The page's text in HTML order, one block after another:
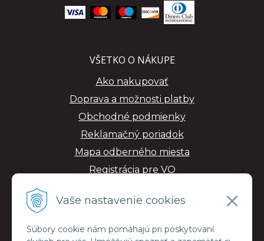
Vaše nastavenie cookies
Súbory cookie nám pomáhajú pri poskytovaní
VŠETKO O NÁKUPE
Ako nakupovať
Doprava a možnosti platby
Obchodné podmienky
Reklamačný poriadok
Mapa odberného miesta
Registrácia pre VO